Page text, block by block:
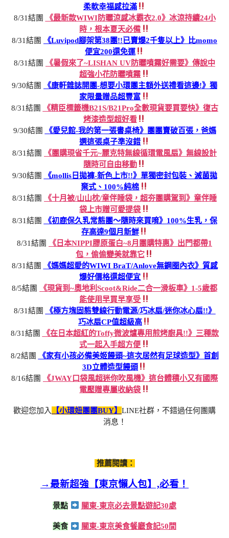
柔軟幸福感拉滿
8/31結團
《最新款WIWI防曬涼感冰霸衣2.0》冰涼持續24小
時，根本夏天必備
8/31結團
《Luvipod腳架第38團!!已賣爆2千隻以上》比momo
便宜200還免運
8/31結團
《暑假來了~LISHAN UV防曬噴霧好需要》傳說中
超強小花防曬噴霧
9/30結團
《康軒雜誌開團-想要小環團主額外送禮看這邊!》獨
家限量贈品超豐富
8/31結團
《精臣標籤機B21S/B21Pro全數現貨要買要快》復古
烤漆造型超好看
9/30結團
《愛兒館-我的第一張書桌椅》團團賣破百張，爸媽
選這張桌子準沒錯
8/31結團
《團購現省千元~麗克特無線循環電風扇》無線設計
隨時可自由移動
9/30結團
《mollis日拋褲-新色上市!!》單獨密封包裝、滅菌拋
棄式、100%純棉
8/31結團
《十月被/山山枕/童伴睡袋，超夯團購駕到》童伴睡
袋上市贈可愛提袋
8/31結團
《初鹿保久乳常態團～隨時來買唷》100%生乳，保
存高達9個月新鮮
8/31結團
《日本NIPPI膠原蛋白~8月團購特惠》出門都帶1
包，偷偷變美就靠它
8/31結團
《媽媽超愛的WIWI BraT/Anlove無鋼圈內衣》質感
爆好價格還超便宜
8/5結團
《現貨到~奧地利Scoot&Ride二合一滑板車》1-5歲都
能使用早買早享受
8/31結團
《極方塊固態雙線行動電源/巧冰扇/迷你冰心扇!!》
巧冰扇CP值超級高
8/31結團
《在日本超紅的Toffy微波爐專用煎烤廚具!!》三種款
式一起入手超方便
8/2結團
《家有小孩必備美姬饅頭~這次居然有足球造型》首創
3D立體造型饅頭
8/16結團
《JWAY口袋風超迷你吹風機》這台體積小又有國際
電壓贈專屬收納袋
歡迎您加入 【小環妞團團BUY】 LINE社群，不錯過任何團購
消息！
推薦閱讀：
→最新超強【東京懶人包】,必看！
景點 關東-東京必去景點遊記30處
美食 關東-東京美食餐廳食記50間